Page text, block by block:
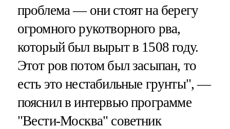
проблема — они стоят на берегу
огромного рукотворного рва,
который был вырыт в 1508 году.
Этот ров потом был засыпан, то
есть это нестабильные грунты", —
пояснил в интервью программе
"Вести-Москва" советник